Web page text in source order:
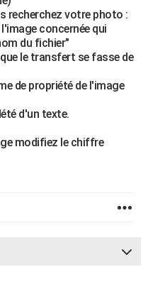
recherchez votre photo :
concernée qui
du fichier"
le transfert se fasse de
de propriété de l'image
d'un texte.
modifiez le chiffre